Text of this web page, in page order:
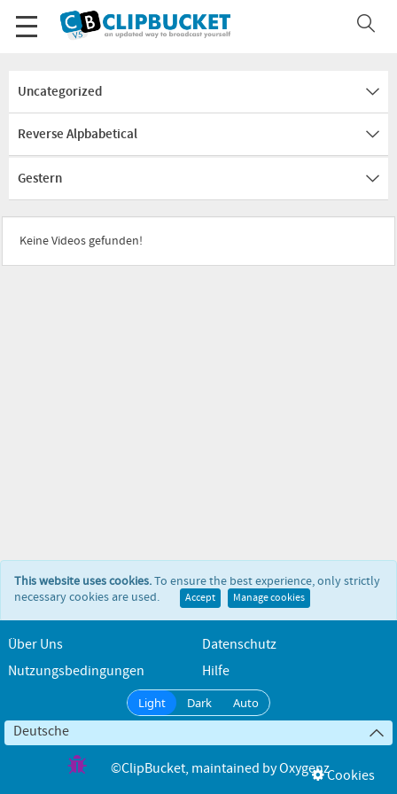
Uncategorized
Reverse Alpbabetical
Gestern
Keine Videos gefunden!
This website uses cookies.To ensure the best experience, only strictly
necessary cookies are used.
Accept Manage cookies
Über Uns
Datenschutz
Nutzungsbedingungen
Hilfe
Light Dark Auto
Deutsche
©ClipBucket, maintained byOxygenzCookies